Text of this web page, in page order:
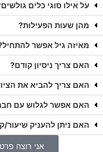
על אילו סוגי כלים
מהן שעות הפעילות?
מאיזה גיל אפשר
האם צריך ניסיון קודם?
האם צריך להביא את
האם אפשר לגלוש עם
האם ניתן להעניק
אני רוצה